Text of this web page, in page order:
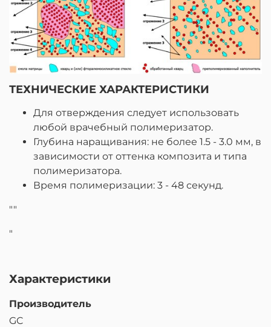
ТЕХНИЧЕСКИЕ ХАРАКТЕРИСТИКИ
Для отверждения следует использовать
любой врачебный полимеризатор.
Глубина наращивания: не более 1.5 - 3.0 мм, в
зависимости от оттенка композита и типа
полимеризатора.
Время полимеризации: 3 - 48 секунд.
""
"
Характеристики
Производитель
GC